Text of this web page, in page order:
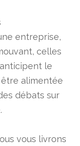
entreprise,
celles
le
alimentée
débats sur
vous livrons